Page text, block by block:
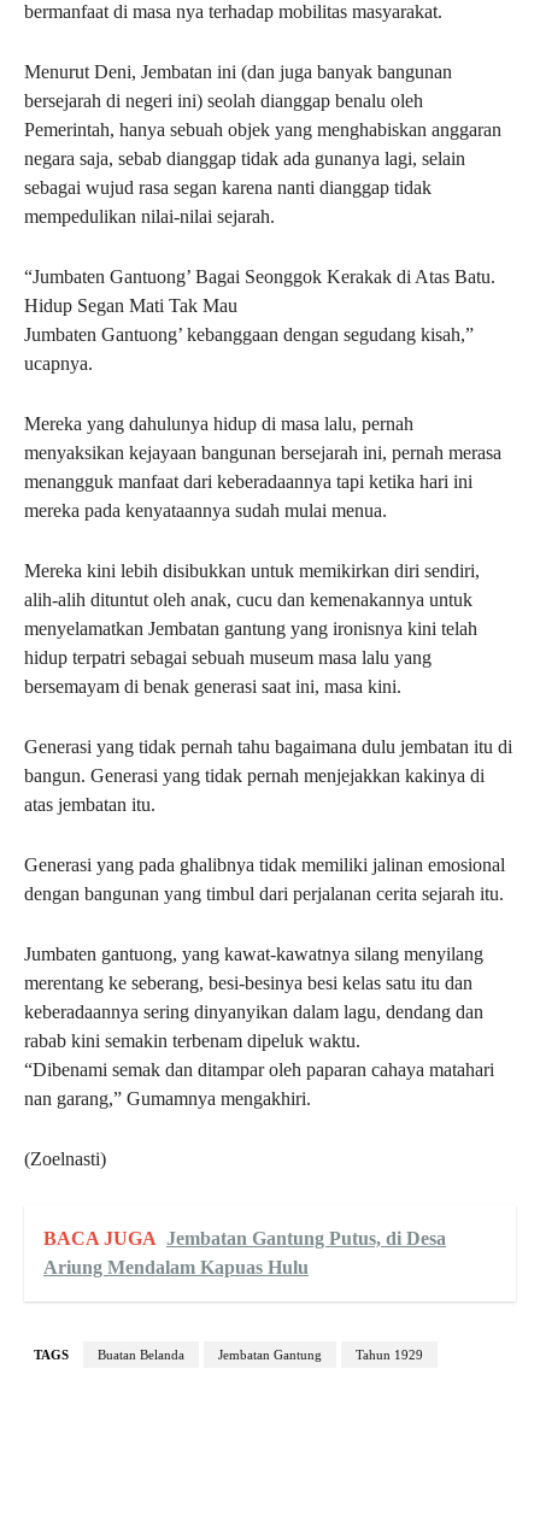
bermanfaat di masa nya terhadap mobilitas masyarakat.
Menurut Deni, Jembatan ini (dan juga banyak bangunan
bersejarah di negeri ini) seolah dianggap benalu oleh
Pemerintah, hanya sebuah objek yang menghabiskan anggaran
negara saja, sebab dianggap tidak ada gunanya lagi, selain
sebagai wujud rasa segan karena nanti dianggap tidak
mempedulikan nilai-nilai sejarah.
“Jumbaten Gantuong’ Bagai Seonggok Kerakak di Atas Batu.
Hidup Segan Mati Tak Mau
Jumbaten Gantuong’ kebanggaan dengan segudang kisah,”
ucapnya.
Mereka yang dahulunya hidup di masa lalu, pernah
menyaksikan kejayaan bangunan bersejarah ini, pernah merasa
menangguk manfaat dari keberadaannya tapi ketika hari ini
mereka pada kenyataannya sudah mulai menua.
Mereka kini lebih disibukkan untuk memikirkan diri sendiri,
alih-alih dituntut oleh anak, cucu dan kemenakannya untuk
menyelamatkan Jembatan gantung yang ironisnya kini telah
hidup terpatri sebagai sebuah museum masa lalu yang
bersemayam di benak generasi saat ini, masa kini.
Generasi yang tidak pernah tahu bagaimana dulu jembatan itu di
bangun. Generasi yang tidak pernah menjejakkan kakinya di
atas jembatan itu.
Generasi yang pada ghalibnya tidak memiliki jalinan emosional
dengan bangunan yang timbul dari perjalanan cerita sejarah itu.
Jumbaten gantuong, yang kawat-kawatnya silang menyilang
merentang ke seberang, besi-besinya besi kelas satu itu dan
keberadaannya sering dinyanyikan dalam lagu, dendang dan
rabab kini semakin terbenam dipeluk waktu.
“Dibenami semak dan ditampar oleh paparan cahaya matahari
nan garang,” Gumamnya mengakhiri.
(Zoelnasti)
BACA JUGA Jembatan Gantung Putus, di Desa
Ariung Mendalam Kapuas Hulu
TAGS Buatan Belanda Jembatan Gantung Tahun 1929